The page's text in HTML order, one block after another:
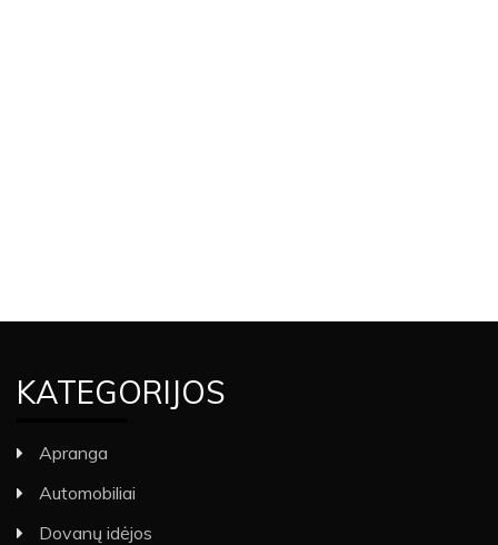
KATEGORIJOS
Apranga
Automobiliai
Dovanų idėjos